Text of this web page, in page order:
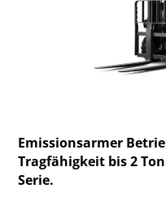
Emissionsarmer
Tragfähigkeit bis 2
Serie.